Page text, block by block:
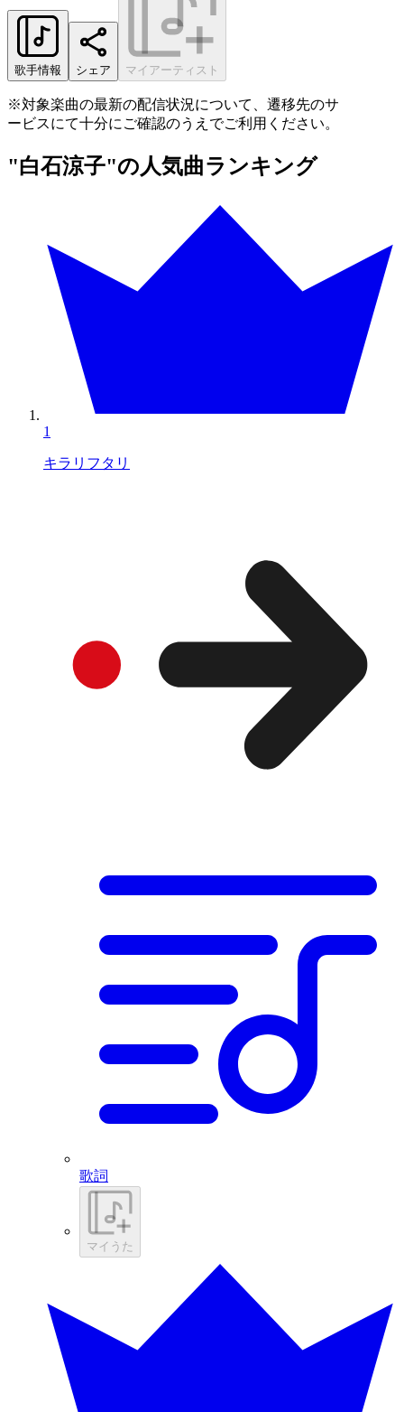
歌手情報 シェア マイアーティスト
※対象楽曲の最新の配信状況について、遷移先のサ
ービスにて十分にご確認のうえでご利用ください。
"白石涼子"の人気曲ランキング
1
キラリフタリ
歌詞
マイうた